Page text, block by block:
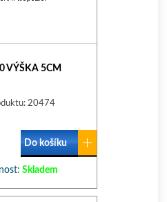
VÝŠKA 5CM
20474
Do košíku
Skladem